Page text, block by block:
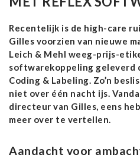
Recentelijk is de high-care
Gilles voorzien van nieuwe
Leich & Mehl weeg-prijs-
softwarekoppeling geleverd
Coding & Labeling. Zo’n
niet over één nacht ijs.
directeur van Gilles, eens
meer over te vertellen.
Aandacht voor